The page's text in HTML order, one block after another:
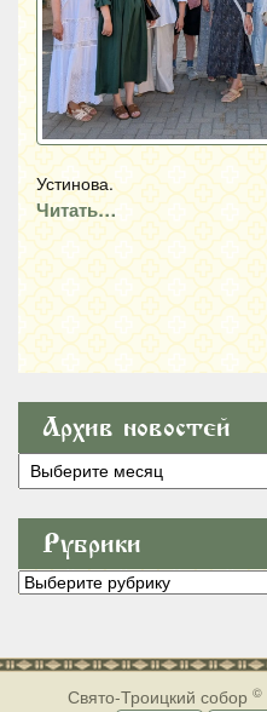
Устинова.
Читать…
Архив новостей
Архив
новостей
Рубрики
Рубрики
Свято-Троицкий собор ©